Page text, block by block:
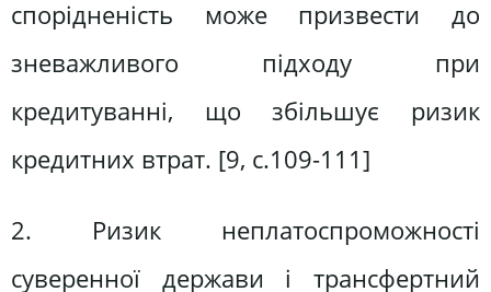
спорідненість може призвести до
зневажливого підходу при
кредитуванні, що збільшує ризик
кредитних втрат. [9, c.109-111]
2. Ризик неплатоспроможності
суверенної держави і трансфертний